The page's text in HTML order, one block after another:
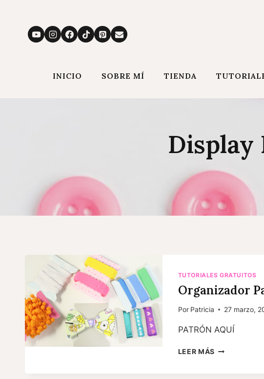
contenido
INICIO SOBRE MÍ TIENDA
Display
TUTORIALES GRATUITOS
Organizador
Por Patricia 27 marzo,
PATRÓN AQUÍ
LEER MÁS